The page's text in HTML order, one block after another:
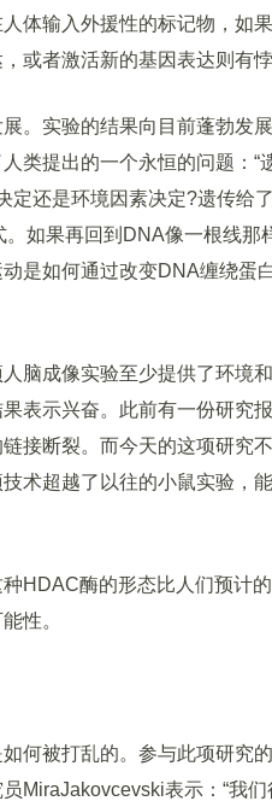
体输入外援性的标记物，如
或者激活新的基因表达则有
实验的结果向目前蓬勃发
类提出的一个永恒的问题：“
定还是环境因素决定?遗传给
如果再回到DNA像一根线那
是如何通过改变DNA缠绕蛋
成像实验至少提供了环境
表示兴奋。此前有一份研究
接断裂。而今天的这项研究
术超越了以往的小鼠实验，
HDAC酶的形态比人们预计
性。
被打乱的。参与此项研究
MiraJakovcevski表示：“我